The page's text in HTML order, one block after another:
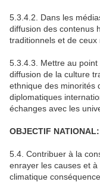
5.3.4.2. Dans les
diffusion des contenus
traditionnels et de ceux
5.3.4.3. Mettre au
diffusion de la culture
ethnique des minorités
diplomatiques
échanges avec les
OBJECTIF NATIONAL:
5.4. Contribuer à la
enrayer les causes et
climatique